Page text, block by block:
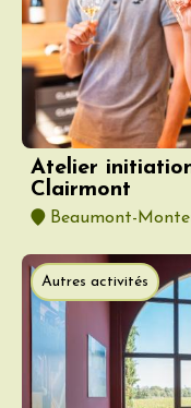
Atelier
Clairmont
Beaumont-
Autres activités